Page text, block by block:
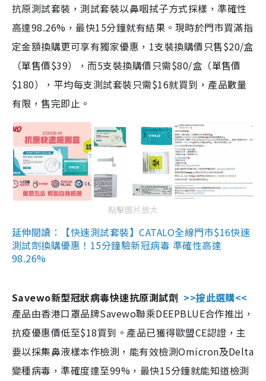
抗原測試套裝，測試套裝以鼻咽拭子方式採樣，準確性
高達98.26%，最快15分鐘就有結果。現時於門市買滿指
定金額換購更可享有獨家優惠，1支裝換購價只售$20/盒
（單售價$39），而5支裝換購價只需$80/盒（單售價
$180），平均每支測試套裝只需$16就買到，產品數量
有限，售完即止。
點擊圖片放大
延伸閱讀：【快速測試套裝】CATALO全線門市$16快速
測試劑換購優惠！15分鐘驗新冠病毒 準確性高達
98.26%
Savewo新型冠狀病毒快速抗原測試劑 >>按此選購<<
產品由香港口罩品牌Savewo聯乘DEEPBLUE合作推出，
抗疫優惠價低至$18買到。產品已獲得歐盟CE認證，主
要以採集鼻液樣本作檢測，能有效檢測Omicron及Delta
變種病毒，準確度達至99%，最快15分鐘就能知道檢測